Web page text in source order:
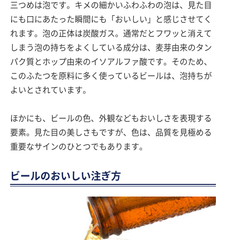
三つめは泡です。キメの細かいふわふわの泡は、見た目
にも口にあたった瞬間にも「おいしい」と感じさせてく
れます。泡の正体は炭酸ガス。通常だとフワッと消えて
しまう泡の持ちをよくしている成分は、麦芽由来のタン
パク質とホップ由来のイソアルファ酸です。そのため、
このふたつを原料に多く使っているビールは、泡持ちが
よいとされています。
ほかにも、ビールの色、外観などもおいしさを表現する
要素。見た目の美しさもですが、色は、品質を見極める
重要なサインのひとつでもあります。
ビールのおいしい注ぎ方